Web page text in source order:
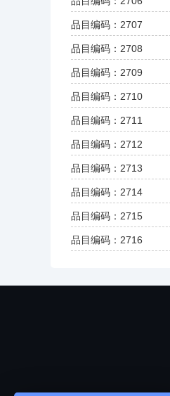
品目编码：2707
品目编码：2708
品目编码：2709
品目编码：2710
品目编码：2711
品目编码：2712
品目编码：2713
品目编码：2714
品目编码：2715
品目编码：2716